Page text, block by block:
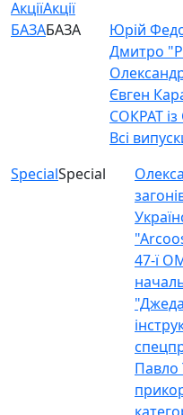
АкціїАкції
БАЗАБАЗА
Юрій
Дмитро
Євген
СОКРАТ
Всі
SpecialSpecial
47-ї
Павло